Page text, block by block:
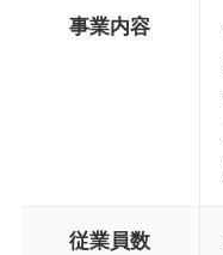
事業内容
従業員数